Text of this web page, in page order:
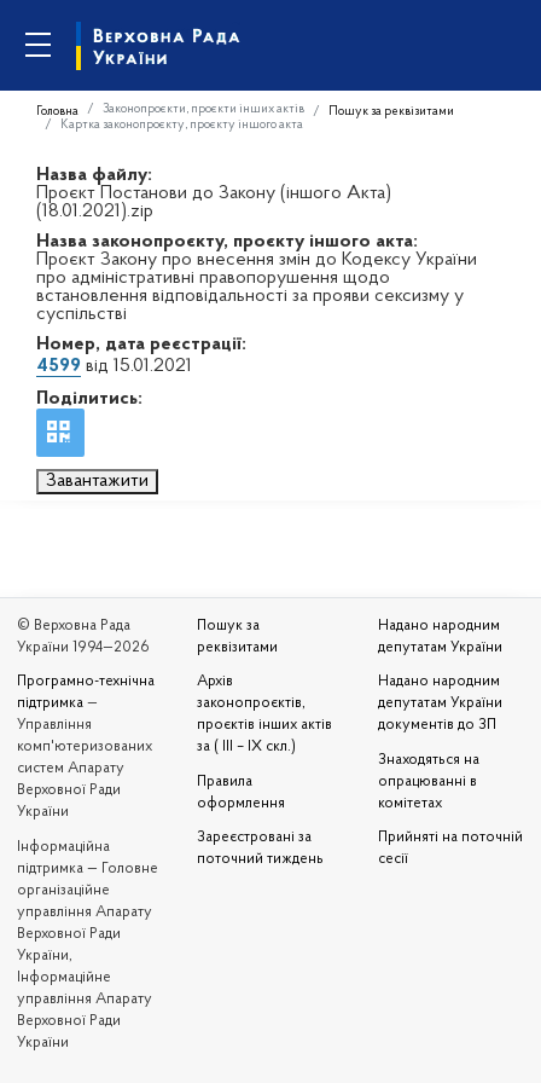
Головна Законопроєкти, проєкти інших актів
Пошук за реквізитами
Картка законопроєкту, проєкту іншого акта
Назва файлу:
Проєкт Постанови до Закону (іншого Акта)
(18.01.2021).zip
Назва законопроєкту, проєкту іншого акта:
Проєкт Закону про внесення змін до Кодексу України
про адміністративні правопорушення щодо
встановлення відповідальності за прояви сексизму у
суспільстві
Номер, дата реєстрації:
4599 від 15.01.2021
Поділитись:
Завантажити
© Верховна Рада
України 1994—2026
Програмно-технічна
підтримка —
Управління
комп'ютеризованих
систем Апарату
Верховної Ради
України
Iнформаційна
підтримка — Головне
організаційне
управління Апарату
Верховної Ради
України,
Інформаційне
управління Апарату
Верховної Ради
України
Пошук за
реквізитами
Архів
законопроєктів,
проєктів інших актів
за ( III – IX скл.)
Правила
оформлення
Зареєстровані за
поточний тиждень
Надано народним
депутатам України
Надано народним
депутатам України
документів до ЗП
Знаходяться на
опрацюванні в
комітетах
Прийняті на поточній
сесії